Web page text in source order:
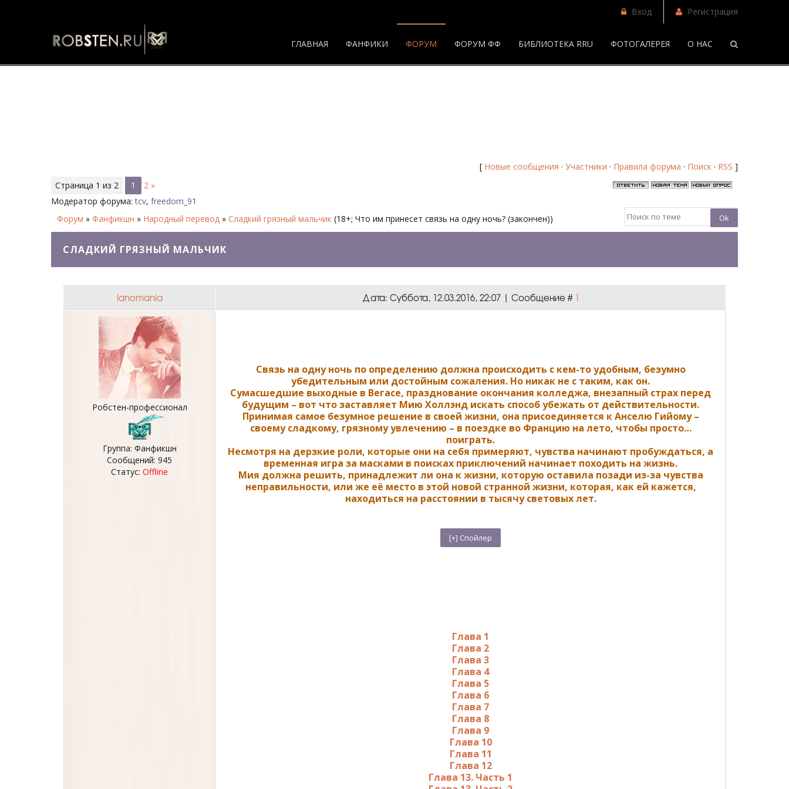
Вход Регистрация
ГЛАВНАЯ ФАНФИКИ ФОРУМ ФОРУМ ФФ БИБЛИОТЕКА RRU ФОТОГАЛЕРЕЯ О НАС
[ Новые сообщения · Участники · Правила форума · Поиск · RSS ]
Страница 1 из 2 1 2 »
Модератор форума:tcv, freedom_91
Форум » Фанфикшн » Народный перевод » Сладкий грязный мальчик (18+; Что им принесет связь на одну ночь? (закончен))
СЛАДКИЙ ГРЯЗНЫЙ МАЛЬЧИК
Ianomania Дата: Суббота, 12.03.2016, 22:07 | Сообщение # 1
Робстен-профессионал
Группа: Фанфикшн
Сообщений: 945
Статус: Offline
Связь на одну ночь по определению должна происходить с кем-то удобным, безумно
убедительным или достойным сожаления. Но никак не с таким, как он.
Сумасшедшие выходные в Вегасе, празднование окончания колледжа, внезапный страх перед
будущим – вот что заставляет Мию Холлэнд искать способ убежать от действительности.
Принимая самое безумное решение в своей жизни, она присоединяется к Анселю Гийому –
своему сладкому, грязному увлечению – в поездке во Францию на лето, чтобы просто…
поиграть.
Несмотря на дерзкие роли, которые они на себя примеряют, чувства начинают пробуждаться, а
временная игра за масками в поисках приключений начинает походить на жизнь.
Мия должна решить, принадлежит ли она к жизни, которую оставила позади из-за чувства
неправильности, или же её место в этой новой странной жизни, которая, как ей кажется,
находиться на расстоянии в тысячу световых лет.
Глава 1
Глава 2
Глава 3
Глава 4
Глава 5
Глава 6
Глава 7
Глава 8
Глава 9
Глава 10
Глава 11
Глава 12
Глава 13. Часть 1